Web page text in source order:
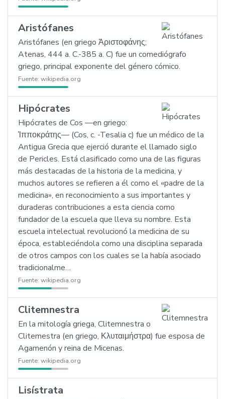
Aristófanes
Aristófanes (en griego Ἀριστοφάνης;
Atenas, 444 a. C.-385 a. C) fue un comediógrafo
griego, principal exponente del género cómico.
Fuente: wikipedia.org
Hipócrates
Hipócrates de Cos —en griego:
Ἱπποκράτης— (Cos, c. -Tesalia c) fue un médico de la
Antigua Grecia que ejerció durante el llamado siglo
de Pericles. Está clasificado como una de las figuras
más destacadas de la historia de la medicina, y
muchos autores se refieren a él como el «padre de la
medicina», en reconocimiento a sus importantes y
duraderas contribuciones a esta ciencia como
fundador de la escuela que lleva su nombre. Esta
escuela intelectual revolucionó la medicina de su
época, estableciéndola como una disciplina separada
de otros campos con los cuales se la había asociado
tradicionalme…
Fuente: wikipedia.org
Clitemnestra
En la mitología griega, Clitemnestra o
Clitemestra (en griego, Κλυταιμήστρα) fue esposa de
Agamenón y reina de Micenas.
Fuente: wikipedia.org
Lisístrata